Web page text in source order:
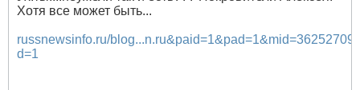
Хотя все может быть...
russnewsinfo.ru/
d=1